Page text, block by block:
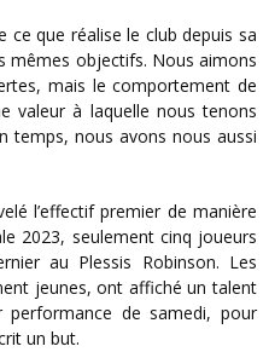
mêmes objectifs. Nous aimons
mais le comportement de
valeur à laquelle nous tenons
temps, nous avons nous aussi
2023, seulement cinq joueurs
au Plessis Robinson. Les
jeunes, ont affiché un talent
performance de samedi, pour
un but.